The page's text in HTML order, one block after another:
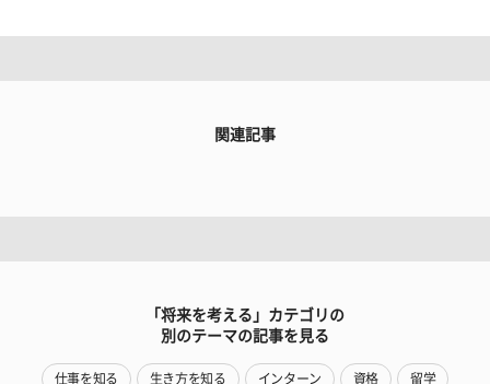
関連記事
「将来を考える」カテゴリの
別のテーマの記事を見る
仕事を知る 生き方を知る インターン 資格 留学